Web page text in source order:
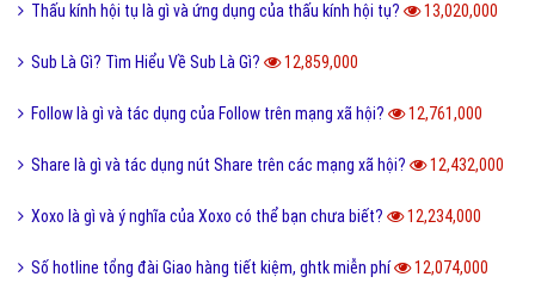
Thấu kính hội tụ là gì và ứng dụng của thấu kính hội tụ? 13,020,000
Sub Là Gì? Tìm Hiểu Về Sub Là Gì? 12,859,000
Follow là gì và tác dụng của Follow trên mạng xã hội? 12,761,000
Share là gì và tác dụng nút Share trên các mạng xã hội? 12,432,000
Xoxo là gì và ý nghĩa của Xoxo có thể bạn chưa biết? 12,234,000
Số hotline tổng đài Giao hàng tiết kiệm, ghtk miễn phí 12,074,000